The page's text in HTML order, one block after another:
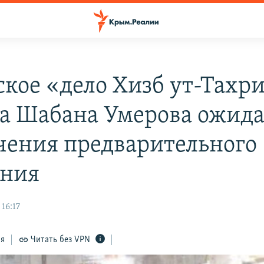
«дело Хизб ут-
Шабана Умерова
предварительного
Читать без VPN